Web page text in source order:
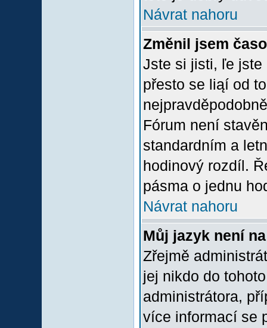
Návrat nahoru
Změnil jsem
Jste si jisti, ľe jste
přesto se liąí od
Fórum není
standardním a
hodinový rozdíl.
pásma o jednu
Návrat nahoru
Můj jazyk není
Zřejmě
jej nikdo do
administrátora,
více informací se